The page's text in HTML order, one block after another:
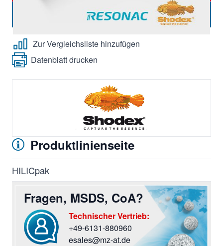
Angebot anfordern
Zur Vergleichsliste hinzufügen
Datenblatt drucken
Produktlinienseite
HILICpak
Fragen, MSDS, CoA?
Sie haben Fragen? Rufen Sie uns an oder screiben
Technischer Vertrieb:
+49-6131-880960
esales@mz-at.de